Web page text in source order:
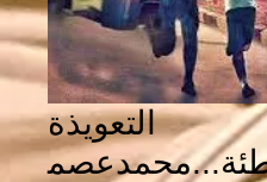
التعويذة